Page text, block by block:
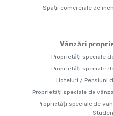
Spații comerciale de
Vânzări
Proprietăți speciale
Proprietăți speciale
Hoteluri / Pensiuni
Proprietăți speciale de
Proprietăți speciale de